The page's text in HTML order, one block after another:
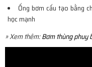
Ống bơm cấu tạo bằng
học mạnh
» Xem thêm:Bơm thùng phuy